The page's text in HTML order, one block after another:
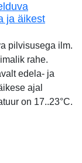
ja äikest
pilvisusega ilm.
rahe.
edela- ja
ajal
on 17..23°C.